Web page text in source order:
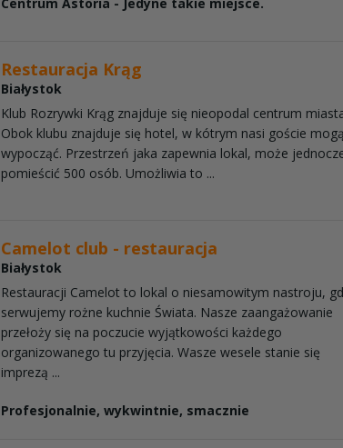
Restauracja Krąg
Białystok
Klub Rozrywki Krąg znajduje się nieopodal centrum
Obok klubu znajduje się hotel, w kótrym nasi goście mogą
wypocząć. Przestrzeń jaka zapewnia lokal, może
pomieścić 500 osób. Umożliwia to ...
Camelot club - restauracja
Białystok
Restauracji Camelot to lokal o niesamowitym nastroju,
serwujemy rożne kuchnie Świata. Nasze zaangażowanie
przełoży się na poczucie wyjątkowości każdego
organizowanego tu przyjęcia. Wasze wesele stanie się
imprezą ...
Profesjonalnie, wykwintnie, smacznie